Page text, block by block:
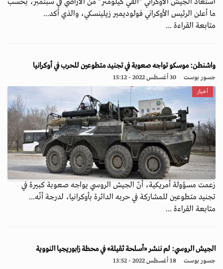
استعاد الجيش الأوكراني “ألفي كيلومتر“ من الأراضي في سبتمبر، بحسب
ما أعلن الرئيس الأوكراني فولوديمير زيلينسكي، والذي أكد...
متابعة القراءة ...
واشنطن: موسكو تواجه صعوبة في تجنيد متطوعين للحرب في أوكرانيا
جسور بوست 30 أغسطس 2022 - 15:12
أخبار
زعمت مسؤولة أمريكية، أنّ الجيش الروسي يواجه صعوبة كبيرة في
تجنيد متطوعين للمشاركة في حربه الدائرة بأوكرانيا، لدرجة أنّه...
متابعة القراءة ...
الجيش الروسي: لم ننشر «أسلحة ثقيلة» في محطة زابوريجيا النووية
جسور بوست 18 أغسطس 2022 - 13:52